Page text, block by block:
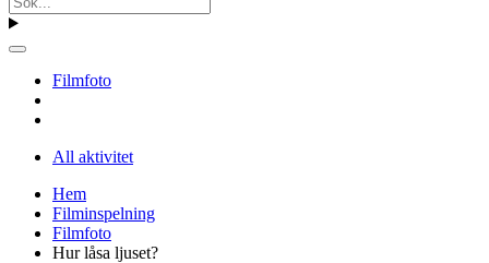
Filmfoto
All aktivitet
Hem
Filminspelning
Filmfoto
Hur låsa ljuset?